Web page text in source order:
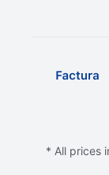
* All prices